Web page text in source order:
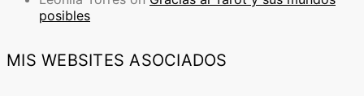
posibles
MIS WEBSITES ASOCIADOS